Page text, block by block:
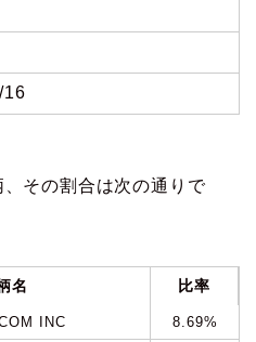
16
その割合は次の通りで
名 比率
INC 8.69%